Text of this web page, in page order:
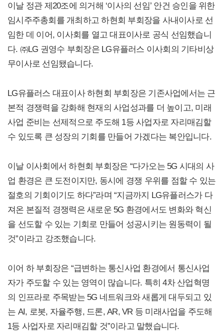
이날 정관 제20조에 의거해 ‘이사의 선임’ 안건 승인을 위한
임시주주총회를 개최하고 하현회 부회장을 사내이사로 선
임한 데 이어, 이사회를 열고 대표이사로 공식 선임했습니
다. ㈜LG 권영수 부회장은 LG유플러스 이사회의 기타비상
무이사로 선임됐습니다.
LG유플러스 대표이사 하현회 부회장은 기존사업에서는 근
본적 경쟁력을 강화해 현재의 사업성과를 더 높이고, 미래
사업 준비는 선제적으로 주도해 1등 사업자로 자리매김할
수 있도록 큰 성장의 기회를 만들어 가겠다는 복안입니다.
이날 이사회에서 하현회 부회장은 “다가오는 5G 시대의 사
업 환경은 큰 도전이지만, 동시에 경쟁 우위를 점할 수 있는
절호의 기회이기도 하다”라며 “지금까지 LG유플러스가 다
져온 본질적 경쟁력은 새로운 5G 환경에서도 변화와 혁신
을 선도할 수 있는 기회로 만들어 성공시키는 원동력이 될
것”이라고 강조했습니다.
이어 하 부회장은 “급변하는 통신사업 환경에서 통신사업
자가 주도할 수 있는 영역이 많습니다. 특히 4차 산업혁명
의 인프라로 주목받는 5G 네트워크와 새롭게 대두되고 있
는 AI, 로봇, 자율주행, 드론, AR, VR 등 미래사업을 주도해
1등 사업자로 자리매김할 것”이라고 말했습니다.